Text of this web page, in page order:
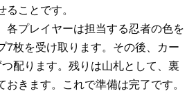
ことです。
各プレイヤーは担当する忍者の色を
7枚を受け取ります。その後、カー
配ります。残りは山札として、裏
きます。これで準備は完了です。